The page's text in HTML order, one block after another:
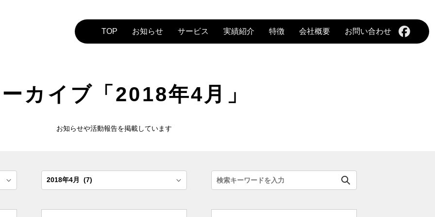
TOP お知らせ サービス 実績紹介 特徴 会社概要 お問い合わせ
カイブ「2018年4月」
お知らせや活動報告を掲載しています